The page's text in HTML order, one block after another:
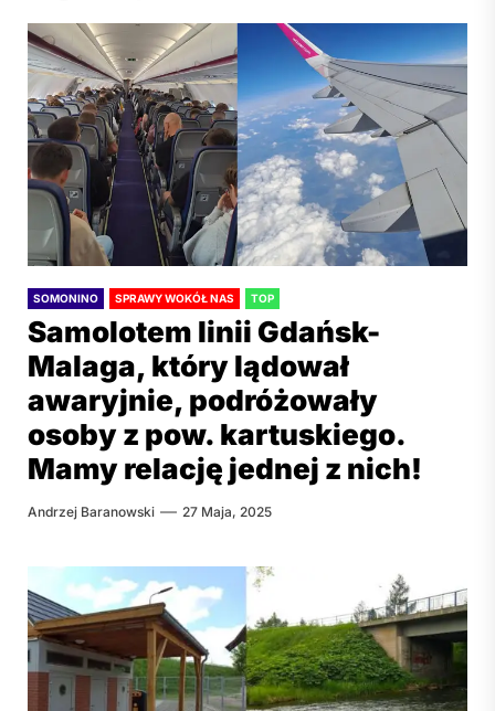
SOMONINO SPRAWY WOKÓŁ NAS TOP
Samolotem linii Gdańsk-
Malaga, który lądował
awaryjnie, podróżowały
osoby z pow. kartuskiego.
Mamy relację jednej z nich!
Andrzej Baranowski 27 Maja, 2025